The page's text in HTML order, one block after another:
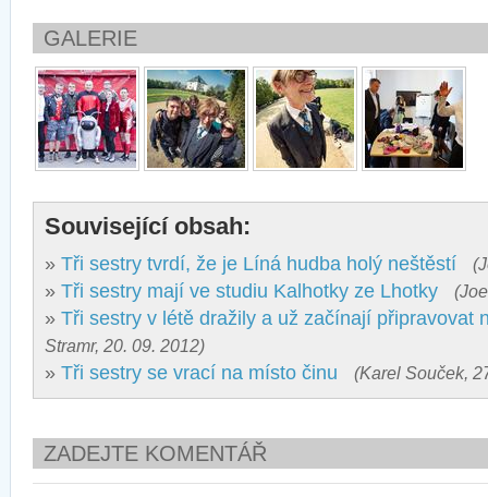
GALERIE
Související obsah:
» Tři sestry tvrdí, že je Líná hudba holý neštěstí
» Tři sestry mají ve studiu Kalhotky ze Lhotky
» Tři sestry v létě dražily a už začínají připravovat
Stramr, 20. 09. 2012)
» Tři sestry se vrací na místo činu (Karel Souček,
ZADEJTE KOMENTÁŘ